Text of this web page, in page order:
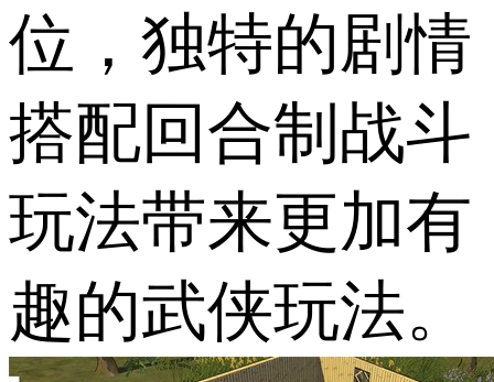
位，独特的剧情
搭配回合制战斗
玩法带来更加有
趣的武侠玩法。